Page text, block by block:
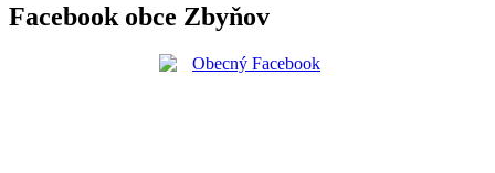
Facebook obce Zbyňov